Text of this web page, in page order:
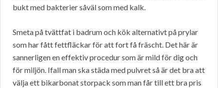
bukt med bakterier såväl som med kalk.
Smeta på tvättfat i badrum och kök alternativt på prylar
som har fått fettfläckar för att fort få fräscht. Det här är
sannerligen en effektiv procedur som är mild för dig och
för miljön. Ifall man ska städa med pulvret så är det bra att
välja ett bikarbonat storpack som man får till ett bra pris